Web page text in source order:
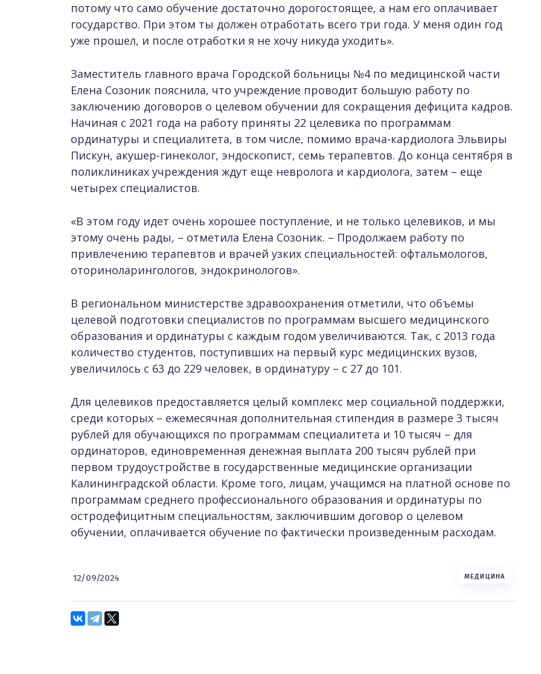
потому что само обучение достаточно дорогостоящее, а нам его оплачивает
государство. При этом ты должен отработать всего три года. У меня один год
уже прошел, и после отработки я не хочу никуда уходить».
Заместитель главного врача Городской больницы №4 по медицинской части
Елена Созоник пояснила, что учреждение проводит большую работу по
заключению договоров о целевом обучении для сокращения дефицита кадров.
Начиная с 2021 года на работу приняты 22 целевика по программам
ординатуры и специалитета, в том числе, помимо врача-кардиолога Эльвиры
Пискун, акушер-гинеколог, эндоскопист, семь терапевтов. До конца сентября в
поликлиниках учреждения ждут еще невролога и кардиолога, затем – еще
четырех специалистов.
«В этом году идет очень хорошее поступление, и не только целевиков, и мы
этому очень рады, – отметила Елена Созоник. – Продолжаем работу по
привлечению терапевтов и врачей узких специальностей: офтальмологов,
оториноларингологов, эндокринологов».
В региональном министерстве здравоохранения отметили, что объемы
целевой подготовки специалистов по программам высшего медицинского
образования и ординатуры с каждым годом увеличиваются. Так, с 2013 года
количество студентов, поступивших на первый курс медицинских вузов,
увеличилось с 63 до 229 человек, в ординатуру – с 27 до 101.
Для целевиков предоставляется целый комплекс мер социальной поддержки,
среди которых – ежемесячная дополнительная стипендия в размере 3 тысяч
рублей для обучающихся по программам специалитета и 10 тысяч – для
ординаторов, единовременная денежная выплата 200 тысяч рублей при
первом трудоустройстве в государственные медицинские организации
Калининградской области. Кроме того, лицам, учащимся на платной основе по
программам среднего профессионального образования и ординатуры по
остродефицитным специальностям, заключившим договор о целевом
обучении, оплачивается обучение по фактически произведенным расходам.
12/09/2024 МЕДИЦИНА